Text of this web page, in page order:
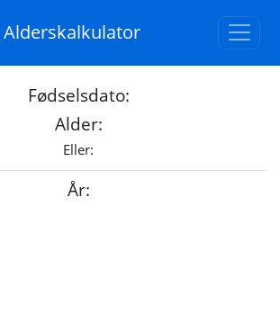
Alderskalkulator
Fødselsdato:
Alder:
Eller:
År: